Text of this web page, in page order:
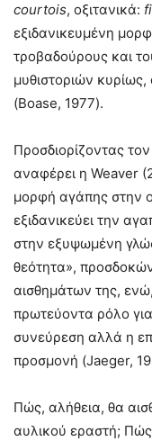
courtois, οξιτανικά:
εξιδανικευμένη
τροβαδούρους και
μυθιστοριών
(Boase, 1977).
Προσδιορίζοντας
αναφέρει η Weaver
μορφή αγάπης στην
εξιδανικεύει την
στην εξυψωμένη
θεότητα»,
αισθημάτων της,
πρωτεύοντα ρόλο
συνεύρεση αλλά η
προσμονή (Jaeger,
Πώς, αλήθεια, θα
αυλικού εραστή;